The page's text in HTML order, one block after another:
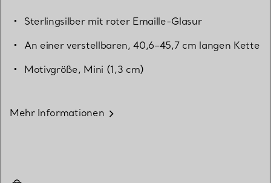
Sterlingsilber mit roter Emaille-Glasur
An einer verstellbaren, 40,6–45,7 cm langen Kette
Motivgröße, Mini (1,3 cm)
Mehr Informationen